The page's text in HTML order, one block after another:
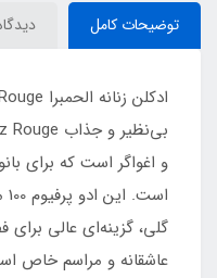
توضیحات کامل
و اغواگر است که برای
گلی، گزینه‌ای عالی
عاشقانه و مراسم خاص